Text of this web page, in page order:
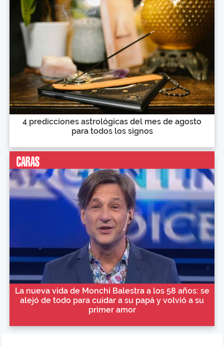
4 predicciones astrológicas del mes de agosto
para todos los signos
La nueva vida de Monchi Balestra a los 58 años: se
alejó de todo para cuidar a su papá y volvió a su
primer amor